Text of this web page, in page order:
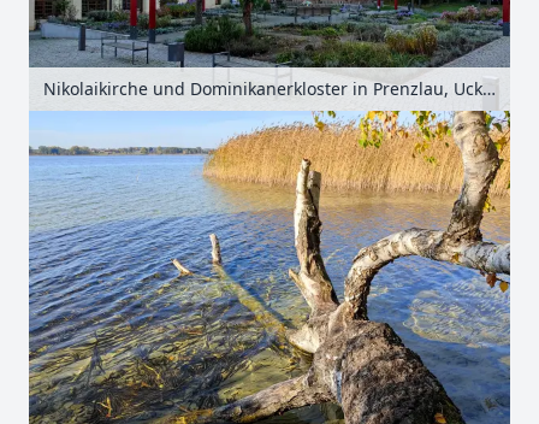
Nikolaikirche und Dominikanerkloster in Prenzlau, Uckermark, Brandenburg, Deutschland